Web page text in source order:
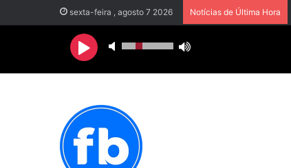
sexta-feira , agosto 7 2026 Notícias de Última Hora